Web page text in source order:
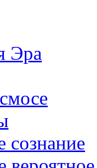
Эра
сознание